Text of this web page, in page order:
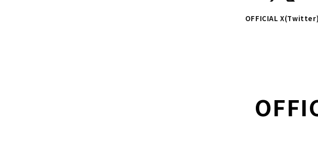
OFFICIAL X(Twitter)